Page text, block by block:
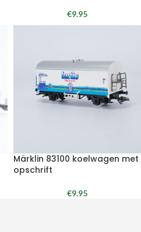
€9.95
Märklin 83100 koelwagen met
opschrift
€9.95